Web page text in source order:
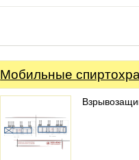
Мобильные